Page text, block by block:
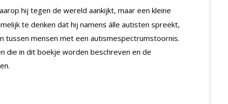
hij tegen de wereld aankijkt, maar een kleine
te ­denken dat hij namens álle autisten spreekt,
tussen mensen met een autismespectrumstoornis.
die in dit boekje ­worden beschreven en de